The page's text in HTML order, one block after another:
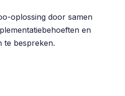
oplossing door samen
en
te bespreken.